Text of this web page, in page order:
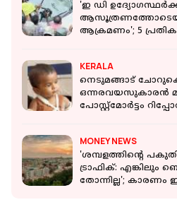
'ഇ ഡി
ആക്രമണം'; 5
KERALA
നെടുമങ്ങാട്
ഒന്നരവയസുകാരന്‍
പോസ്റ്റ്‌മോര്‍ട്ടം
MONEY NEWS
'ശമ്പളത്തിന്‍റെ
ട്രാഫിക്: എങ്കിലും
തോന്നില്ല'; കാരണം